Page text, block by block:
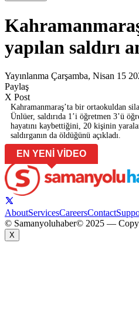
yapılan saldırı
Yayınlanma Çarşamba, Nisan 15
Paylaş
X Post
Kahramanmaraş’ta bir ortaokuldan
Ünlüer, saldırıda 1’i öğretmen 3’ü
hayatını kaybettiğini, 20 kişinin
saldırganın da öldüğünü açıkladı.
EN YENİ VİDEO
AboutServicesCareersContact
© Samanyoluhaber© 2025 —
X